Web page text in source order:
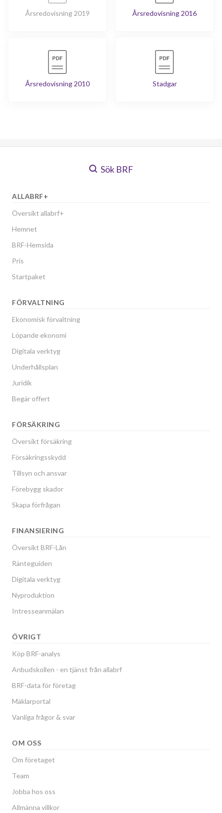
Årsredovisning 2019 Årsredovisning 2016
Årsredovisning 2010 Stadgar
Sök BRF
ALLABRF+
Översikt allabrf+
Hemnet
BRF-Hemsida
Pris
Startpaket
FÖRVALTNING
Ekonomisk förvaltning
Löpande ekonomi
Digitala verktyg
Underhållsplan
Juridik
Begär offert
FÖRSÄKRING
Översikt försäkring
Försäkringsskydd
Tillsyn och ansvar
Förebygg skador
Skapa förfrågan
FINANSIERING
Översikt BRF-Lån
Ränteguiden
Digitala verktyg
Nyproduktion
Intresseanmälan
ÖVRIGT
Köp BRF-analys
Anbudskollen - en tjänst från allabrf
BRF-data för företag
Mäklarportal
Vanliga frågor & svar
OM OSS
Om företaget
Team
Jobba hos oss
Allmänna villkor